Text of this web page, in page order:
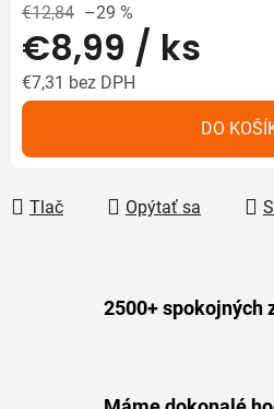
€12,84 –29 %
€8,99 / ks
€7,31 bez DPH
DO
Tlač Opýtať sa
2500+ spokojných